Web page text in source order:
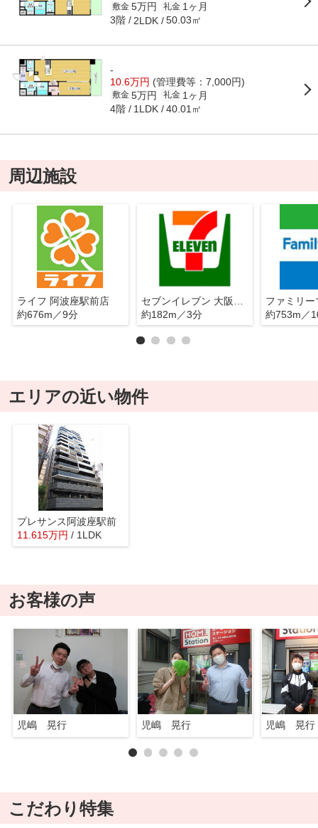
敷金 5万円 礼金 1ヶ月
3階 2LDK 50.03㎡
-
10.6万円 (管理費等：7,000円)
敷金 5万円 礼金 1ヶ月
4階 1LDK 40.01㎡
周辺施設
ライフ 阿波座駅前店
約676m／9分
約182m／3分
約753m／
エリアの近い物件
プレサンス阿波座駅前
11.615万円 / 1LDK
お客様の声
児嶋 晃行 児嶋 晃行 児嶋 晃行
こだわり特集